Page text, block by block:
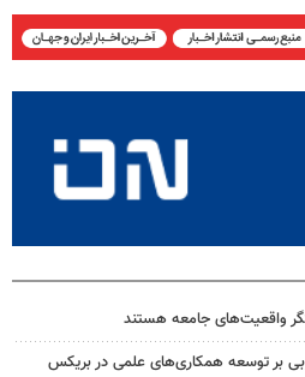
واقعیت‌های جامعه‌ هستند
بر توسعه همکاری‌های علمی در بریکس